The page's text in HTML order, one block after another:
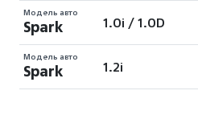
Модель авто
Spark 1.0i / 1.0D
Модель авто
Spark 1.2i